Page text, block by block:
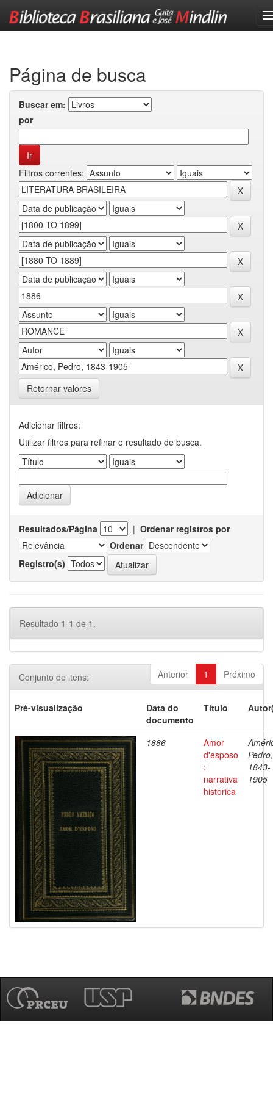
Página de busca
Buscar em:
por
Filtros correntes:
Retornar valores
Adicionar filtros:
Utilizar filtros para refinar o resultado de busca.
Resultados/Página | Ordenar registros por
Ordenar
Registro(s)
Resultado 1-1 de 1.
Anterior 1 Próximo
Conjunto de itens:
Pré-visualização
Data do
documento
Título
1886
Amor
d'esposo
:
narrativa
historica
Pedro,
1843-
1905